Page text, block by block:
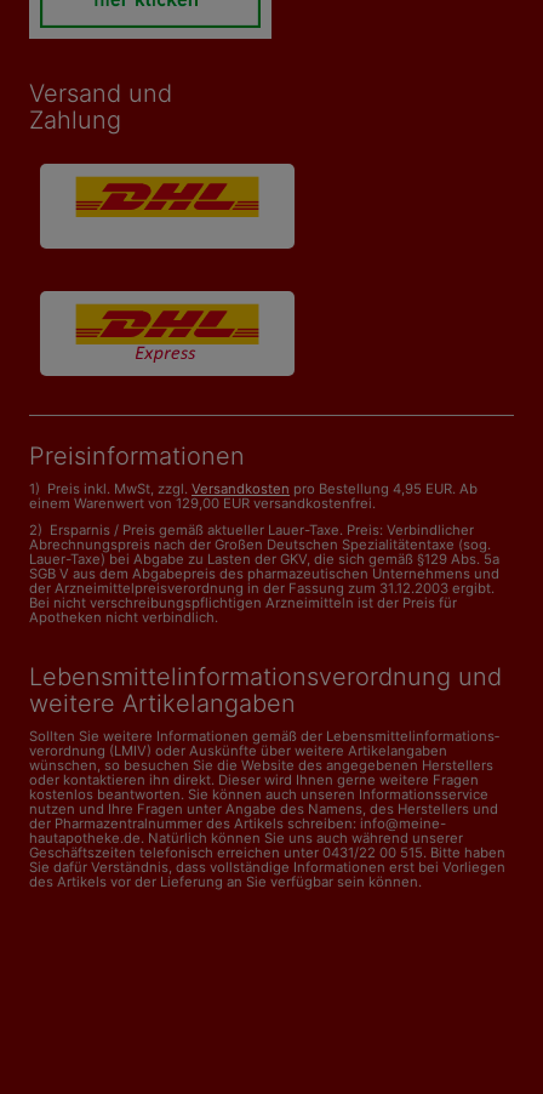
Versand und
Zahlung
Preisinformationen
1) Preis inkl. MwSt, zzgl. Versandkosten pro Bestellung 4,95 EUR. Ab
einem Warenwert von 129,00 EUR versandkostenfrei.
2) Ersparnis / Preis gemäß aktueller Lauer-Taxe. Preis: Verbindlicher
Abrechnungspreis nach der Großen Deutschen Spezialitätentaxe (sog.
Lauer-Taxe) bei Abgabe zu Lasten der GKV, die sich gemäß §129 Abs. 5a
SGB V aus dem Abgabepreis des pharmazeutischen Unternehmens und
der Arzneimittelpreisverordnung in der Fassung zum 31.12.2003 ergibt.
Bei nicht verschreibungspflichtigen Arzneimitteln ist der Preis für
Apotheken nicht verbindlich.
Lebensmittelinformations­verordnung und
weitere Artikelangaben
Sollten Sie weitere Informationen gemäß der Lebensmittel­informations­
verordnung (LMIV) oder Auskünfte über weitere Artikelangaben
wünschen, so besuchen Sie die Website des angegebenen Herstellers
oder kontaktieren ihn direkt. Dieser wird Ihnen gerne weitere Fragen
kostenlos beantworten. Sie können auch unseren Informationsservice
nutzen und Ihre Fragen unter Angabe des Namens, des Herstellers und
der Pharmazentralnummer des Artikels schreiben: info@meine-
hautapotheke.de. Natürlich können Sie uns auch während unserer
Geschäftszeiten telefonisch erreichen unter 0431/22 00 515. Bitte haben
Sie dafür Verständnis, dass vollständige Informationen erst bei Vorliegen
des Artikels vor der Lieferung an Sie verfügbar sein können.